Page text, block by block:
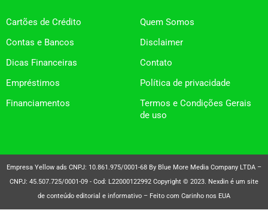
Cartões de Crédito
Contas e Bancos
Dicas Financeiras
Empréstimos
Financiamentos
Quem Somos
Disclaimer
Contato
Política de privacidade
Termos e Condições Gerais
de uso
Empresa Yellow ads CNPJ: 10.861.975/0001-68 By Blue More Media Company LTDA –
CNPJ: 45.507.725/0001-09 - Cod: L22000122992 Copyright © 2023. Nexdin é um site
de conteúdo editorial e informativo – Feito com Carinho nos EUA